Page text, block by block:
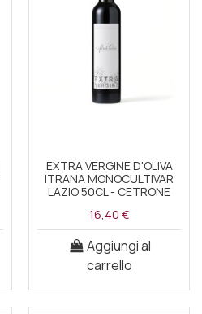
EXTRA VERGINE D'OLIVA
ITRANA MONOCULTIVAR
LAZIO 50CL - CETRONE
16,40 €
Aggiungi al
carrello